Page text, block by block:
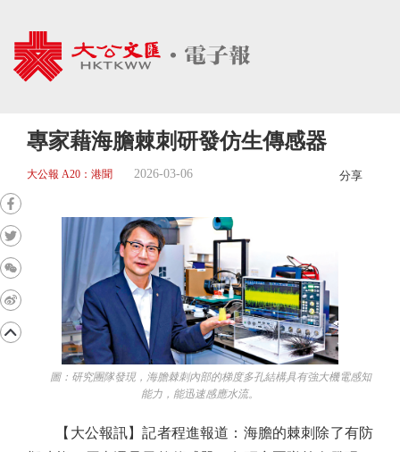
專家藉海膽棘刺研發仿生傳感器
大公報 A20：港聞 2026-03-06 分享
圖：研究團隊發現，海膽棘刺內部的梯度多孔結構具有強大機電感知
能力，能迅速感應水流。
【大公報訊】記者程進報道：海膽的棘刺除了有防